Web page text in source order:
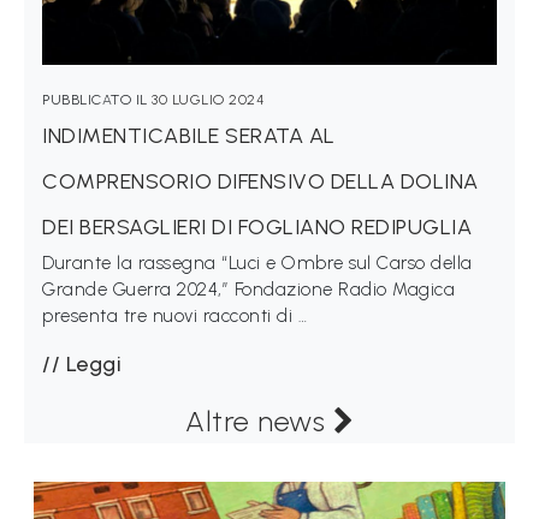
PUBBLICATO IL 30 LUGLIO 2024
INDIMENTICABILE SERATA AL
COMPRENSORIO DIFENSIVO DELLA DOLINA
DEI BERSAGLIERI DI FOGLIANO REDIPUGLIA
Durante la rassegna “Luci e Ombre sul Carso della
Grande Guerra 2024,” Fondazione Radio Magica
presenta tre nuovi racconti di …
Leggi
Altre news